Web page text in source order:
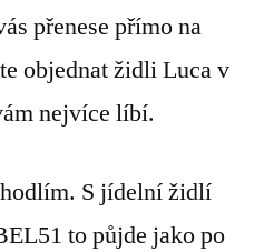
přenese přímo na
objednat židli Luca v
nejvíce líbí.
S jídelní židlí
to půjde jako po